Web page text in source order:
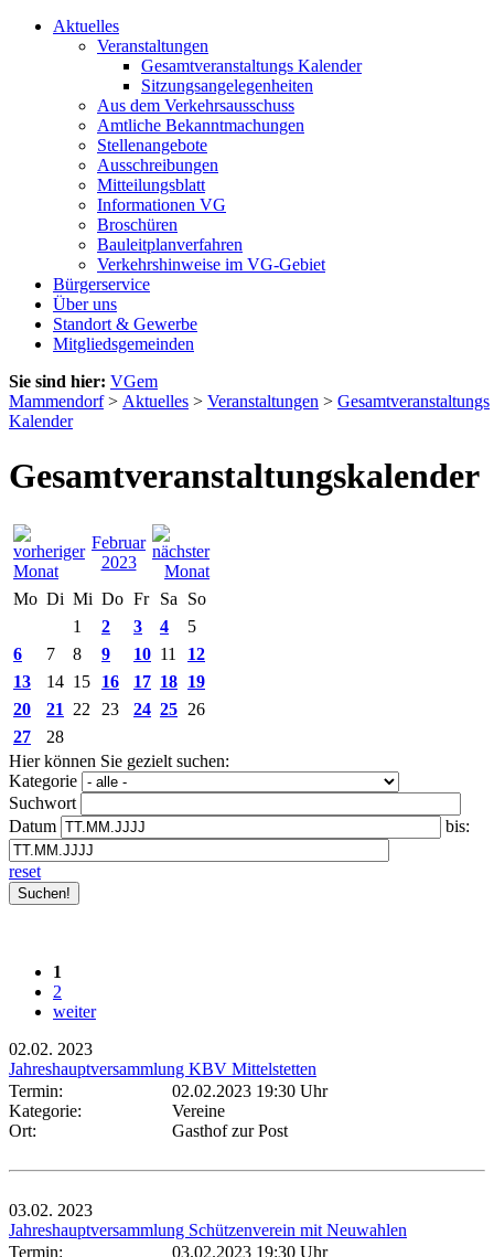
Aktuelles
Veranstaltungen
Gesamtveranstaltungs Kalender
Sitzungsangelegenheiten
Aus dem Verkehrsausschuss
Amtliche Bekanntmachungen
Stellenangebote
Ausschreibungen
Mitteilungsblatt
Informationen VG
Broschüren
Bauleitplanverfahren
Verkehrshinweise im VG-Gebiet
Bürgerservice
Über uns
Standort & Gewerbe
Mitgliedsgemeinden
Sie sind hier: VGem
Mammendorf> Aktuelles > Veranstaltungen > Gesamtveranstaltungs
Kalender
Gesamtveranstaltungskalender
Februar
2023
Mo Di Mi Do Fr Sa
So
1
2 3 4
5
6
7 8 9 10 11
12
13
14 15 16 17 18 19
20
21 22 23 24 25 26
27
28
Hier können Sie gezielt suchen:
Kategorie
Suchwort
Datum
bis:
reset
1
2
weiter
02.02. 2023
Jahreshauptversammlung KBV Mittelstetten
Termin:
02.02.2023 19:30 Uhr
Kategorie:
Vereine
Ort:
Gasthof zur Post
03.02. 2023
Jahreshauptversammlung Schützenverein mit Neuwahlen
Termin:
03.02.2023 19:30 Uhr